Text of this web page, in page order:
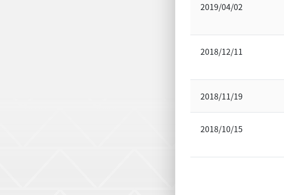
2019/04/02
2018/12/11
2018/11/19
2018/10/15